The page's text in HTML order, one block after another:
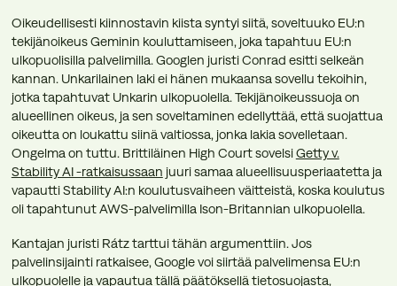
Oikeudellisesti kiinnostavin kiista syntyi siitä, soveltuuko EU:n
tekijänoikeus Geminin kouluttamiseen, joka tapahtuu EU:n
ulkopuolisilla palvelimilla. Googlen juristi Conrad esitti selkeän
kannan. Unkarilainen laki ei hänen mukaansa sovellu tekoihin,
jotka tapahtuvat Unkarin ulkopuolella. Tekijänoikeussuoja on
alueellinen oikeus, ja sen soveltaminen edellyttää, että suojattua
oikeutta on loukattu siinä valtiossa, jonka lakia sovelletaan.
Ongelma on tuttu. Brittiläinen High Court sovelsiGetty v.
Stability AI -ratkaisussaan juuri samaa alueellisuusperiaatetta ja
vapautti Stability AI:n koulutusvaiheen väitteistä, koska koulutus
oli tapahtunut AWS-palvelimilla Ison-Britannian ulkopuolella.
Kantajan juristi Rátz tarttui tähän argumenttiin. Jos
palvelinsijainti ratkaisee, Google voi siirtää palvelimensa EU:n
ulkopuolelle ja vapautua tällä päätöksellä tietosuojasta,